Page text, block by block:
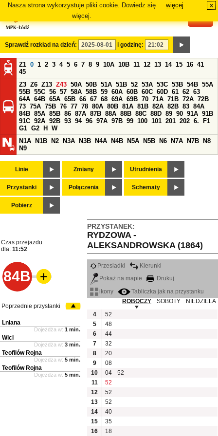
Nasza strona wykorzystuje pliki cookie. Dowiedz się
więcej.
więcej x
Sprawdź rozkład na dzień: i godzinę:
Z1 0 1 2 3 4 5 6 7 8 9 10A 10B 11 12 13 14 15 16 41
45
Z3 Z6 Z13 Z43 50A 50B 51A 51B 52 53A 53C 53B 54B 55A
55B 55C 56 57 58A 58B 59 60A 60B 60C 60D 61 62 63
64A 64B 65A 65B 66 67 68 69A 69B 70 71A 71B 72A 72B
73 75A 75B 76 77 78 80A 80B 81A 81B 82A 82B 83 84A
84B 85A 85B 86 87A 87B 88A 88B 88C 88D 89 90 91A 91B
91C 92A 92B 93 94 96 97A 97B 99 100 101 201 202 6.
F1
G1 G2 H
W
N1A
N1B N2 N3A N3B N4A N4B N5A N5B N6 N7A N7B
N8
N9
Linie Zmiany Utrudnienia
Przystanki Połączenia Schematy
Pobierz
PRZYSTANEK:
RYDZOWA -
ALEKSANDROWSKA (1864)
Czas przejazdu
dla: 11:52
84B
Przesiadki
Kierunki
Pokaż na mapie
Drukuj
ikony
Tabliczka jak na przystanku
ROBOCZY
SOBOTY
NIEDZIELA
4
52
5
48
6
44
7
32
8
20
9
08
10
04
52
11
52
12
52
13
52
14
40
15
35
16
18
Poprzednie przystanki
Lniana
Dojeżdża w: 1 min.
Wici
Dojeżdża w: 3 min.
Teofilów Rojna
Dojeżdża w: 5 min.
Teofilów Rojna
Dojeżdża w: 5 min.